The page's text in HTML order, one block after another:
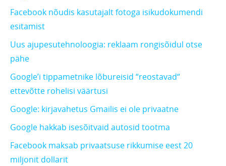
Facebook nõudis kasutajalt fotoga isikudokumendi
esitamist
Uus ajupesutehnoloogia: reklaam rongisõidul otse
pähe
Google’i tippametnike lõbureisid “reostavad“
ettevõtte rohelisi väärtusi
Google: kirjavahetus Gmailis ei ole privaatne
Google hakkab isesõitvaid autosid tootma
Facebook maksab privaatsuse rikkumise eest 20
miljonit dollarit